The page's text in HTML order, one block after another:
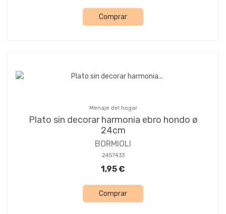
Comprar
Menaje del hogar
Plato sin decorar harmonia ebro hondo ø
24cm
BORMIOLI
2457433
1,95 €
Comprar